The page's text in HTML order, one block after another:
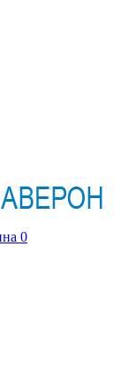
0